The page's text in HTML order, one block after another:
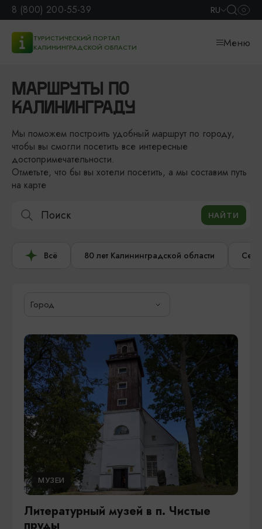
8 (800) 200-55-39 RU
ТУРИСТИЧЕСКИЙ ПОРТАЛ
КАЛИНИНГРАДСКОЙ ОБЛАСТИ
Меню
МАРШРУТЫ ПО
КАЛИНИНГРАДУ
Мы поможем построить удобный маршрут по городу,
чтобы вы смогли посетить все интересные
достопримечательности.
Отметьте, что бы вы хотели посетить, а мы составим путь
на карте
Всё 80 лет Калининградской области
Город
МУЗЕИ
Литературный музей в п. Чистые
пруды